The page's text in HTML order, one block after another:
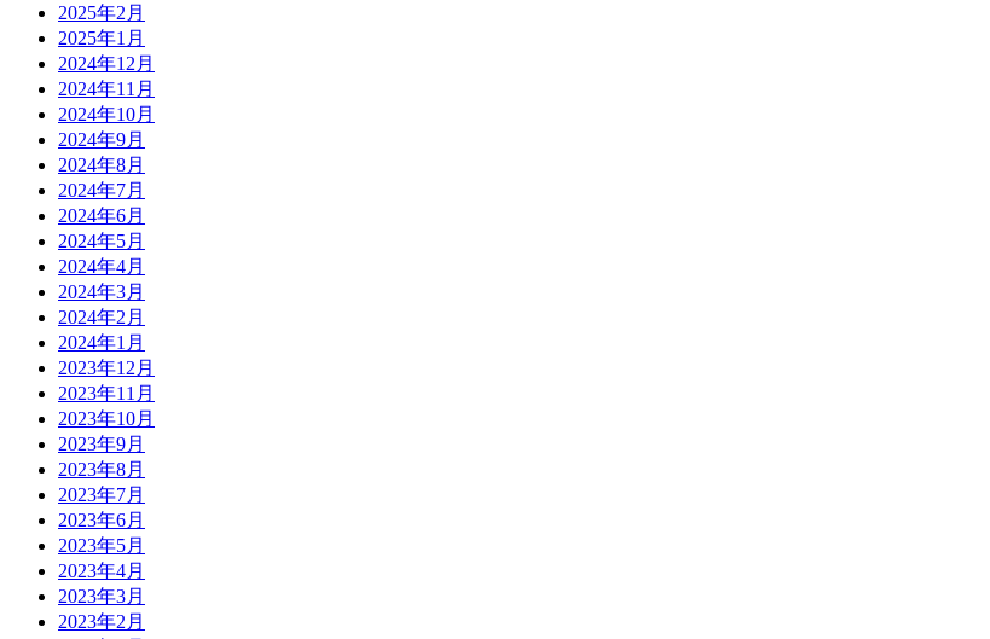
2025年2月
2025年1月
2024年12月
2024年11月
2024年10月
2024年9月
2024年8月
2024年7月
2024年6月
2024年5月
2024年4月
2024年3月
2024年2月
2024年1月
2023年12月
2023年11月
2023年10月
2023年9月
2023年8月
2023年7月
2023年6月
2023年5月
2023年4月
2023年3月
2023年2月